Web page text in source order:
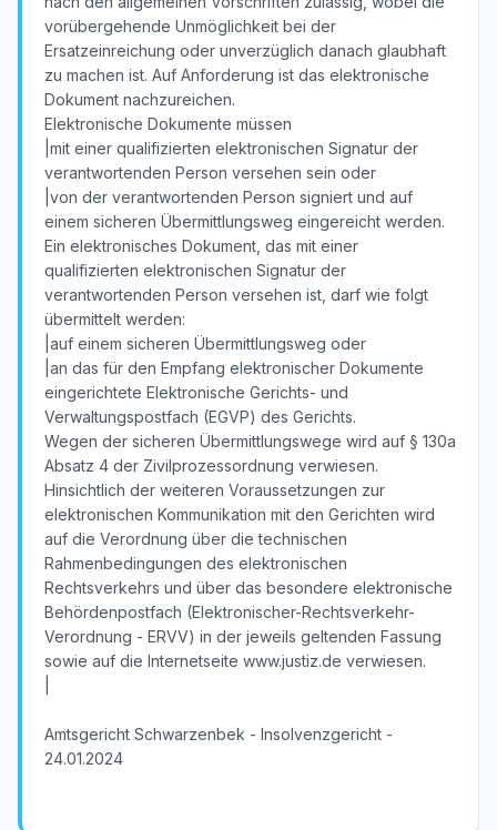
vorübergehende Unmöglichkeit bei der
Ersatzeinreichung oder unverzüglich danach glaubhaft
zu machen ist. Auf Anforderung ist das elektronische
Dokument nachzureichen.
Elektronische Dokumente müssen
|mit einer qualifizierten elektronischen Signatur der
verantwortenden Person versehen sein oder
|von der verantwortenden Person signiert und auf
einem sicheren Übermittlungsweg eingereicht werden.
Ein elektronisches Dokument, das mit einer
qualifizierten elektronischen Signatur der
verantwortenden Person versehen ist, darf wie folgt
übermittelt werden:
|auf einem sicheren Übermittlungsweg oder
|an das für den Empfang elektronischer Dokumente
eingerichtete Elektronische Gerichts- und
Verwaltungspostfach (EGVP) des Gerichts.
Wegen der sicheren Übermittlungswege wird auf § 130a
Absatz 4 der Zivilprozessordnung verwiesen.
Hinsichtlich der weiteren Voraussetzungen zur
elektronischen Kommunikation mit den Gerichten wird
auf die Verordnung über die technischen
Rahmenbedingungen des elektronischen
Rechtsverkehrs und über das besondere elektronische
Behördenpostfach (Elektronischer-Rechtsverkehr-
Verordnung - ERVV) in der jeweils geltenden Fassung
sowie auf die Internetseite www.justiz.de verwiesen.
Amtsgericht Schwarzenbek - Insolvenzgericht -
24.01.2024